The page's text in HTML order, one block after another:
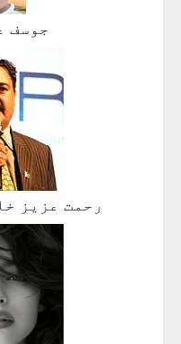
جوسف
رحمت عزیز